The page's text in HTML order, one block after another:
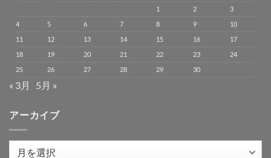
1
2
3
4
5 6 7 8 9
10
11
12 13 14 15 16
17
18
19 20 21 22 23
24
25
26 27 28 29 30
« 3月 5月 »
アーカイブ